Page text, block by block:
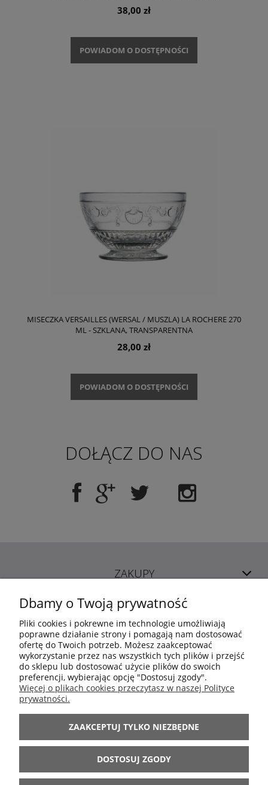
38,00 zł
POWIADOM O DOSTĘPNOŚCI
MISECZKA VERSAILLES (WERSAL / MUSZLA) LA ROCHERE 270
ML - SZKLANA, TRANSPARENTNA
28,00 zł
POWIADOM O DOSTĘPNOŚCI
DOŁĄCZ DO NAS
ZAKUPY
POMOC
MOJE KONTO
INFORMACJE
ARANŻACJE
BĄDŹ Z NAMI
Dbamy o Twoją prywatność
Pliki cookies i pokrewne im technologie umożliwiają
poprawne działanie strony i pomagają nam dostosować
ofertę do Twoich potrzeb. Możesz zaakceptować
wykorzystanie przez nas wszystkich tych plików i przejść
do sklepu lub dostosować użycie plików do swoich
preferencji, wybierając opcję "Dostosuj zgody".
Więcej o plikach cookies przeczytasz w naszej Polityce
prywatności.
ZAAKCEPTUJ TYLKO NIEZBĘDNE
DOSTOSUJ ZGODY